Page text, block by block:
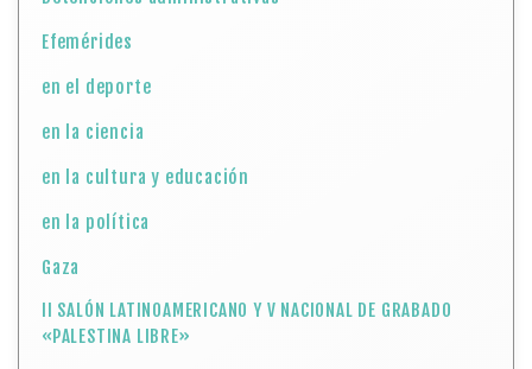
Efemérides
en el deporte
en la ciencia
en la cultura y educación
en la política
Gaza
II SALÓN LATINOAMERICANO Y V NACIONAL DE GRABADO
«PALESTINA LIBRE»